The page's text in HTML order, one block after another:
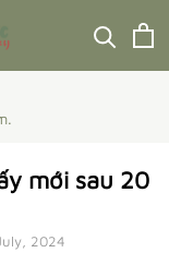
mới sau 20
2024